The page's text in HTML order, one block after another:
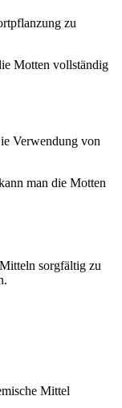
zu
Motten vollständig
Verwendung von
man die Motten
sorgfältig zu
Mittel